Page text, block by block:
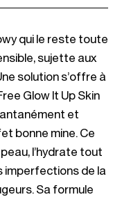
qui le reste toute
sujette aux
solution s’offre à
Glow It Up Skin
et
bonne mine. Ce
l’hydrate tout
imperfections de la
Sa formule